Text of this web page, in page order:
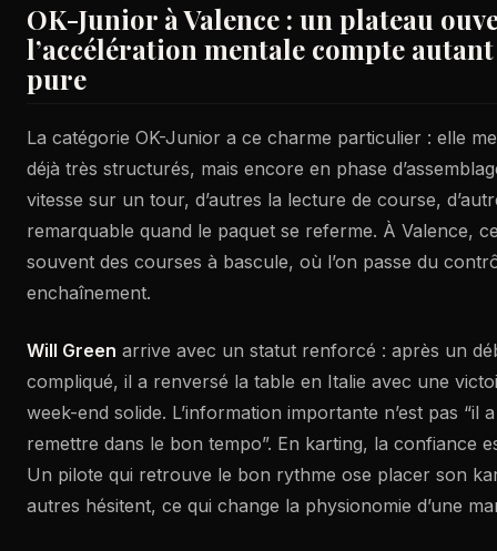
OK-Junior à Valence : un plateau
l’accélération mentale compte
pure
La catégorie OK-Junior a ce charme particulier : elle
déjà très structurés, mais encore en phase
vitesse sur un tour, d’autres la lecture de course,
remarquable quand le paquet se referme. À Valence,
souvent des courses à bascule, où l’on passe du
enchaînement.
Will Green arrive avec un statut renforcé : après un
compliqué, il a renversé la table en Italie avec une
week-end solide. L’information importante n’est pas “il
remettre dans le bon tempo”. En karting, la confiance
Un pilote qui retrouve le bon rythme ose placer son
autres hésitent, ce qui change la physionomie d’une